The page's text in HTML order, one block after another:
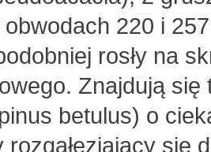
220 i
rosły na
Znajdują się
betulus) o
rozgałęziający się